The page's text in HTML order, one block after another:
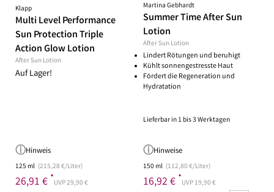
Klapp
Multi Level Performance
Sun Protection Triple
Action Glow Lotion
After Sun Lotion
Auf Lager!
Hinweis
125 ml (215,28 €/Liter)
26,91 € *UVP 29,90 €
Martina Gebhardt
Summer Time After Sun
Lotion
After Sun Lotion
Lindert Rötungen und beruhigt
Kühlt sonnengestresste Haut
Fördert die Regeneration und
Hydratation
Lieferbar in 1 bis 3 Werktagen
Hinweise
150 ml (112,80 €/Liter)
16,92 € *UVP 19,90 €